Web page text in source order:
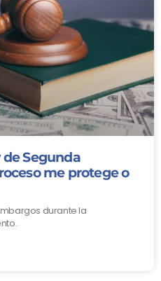
de Segunda
me protege o
durante la